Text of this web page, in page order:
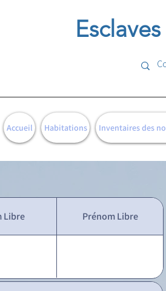
Accueil Habitations Inventaires des
Libre Prénom Libre